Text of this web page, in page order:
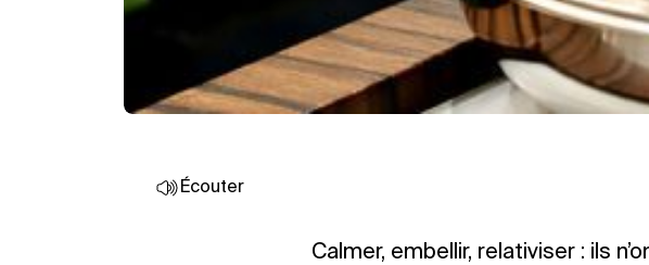
Écouter
Calmer, embellir, relativiser : ils